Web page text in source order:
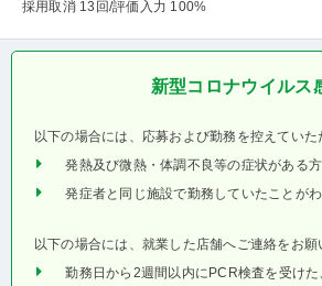
採用取消 13回/評価入力 100%
新型コロナウイルス
以下の場合には、応募および勤務を控えていた
発熱及び微熱・体調不良等の症状がある方
発症者と同じ施設で勤務していたことが
以下の場合には、就業した店舗へご連絡をお願
勤務日から2週間以内にPCR検査を受け